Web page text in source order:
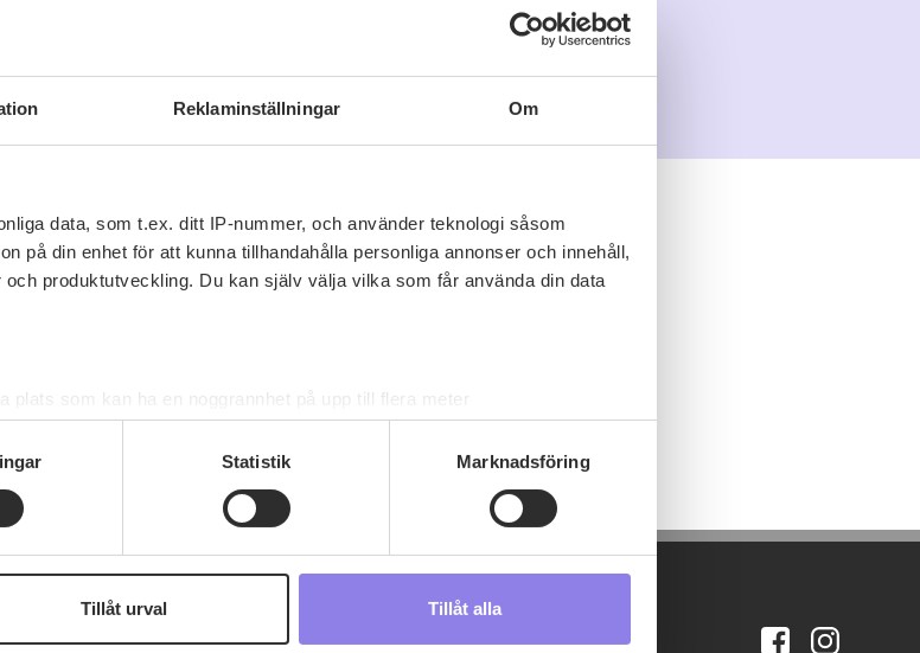
Reklaminställningar Om
data, som t.ex. ditt IP-nummer, och använder teknologi såsom
på din enhet för att kunna tillhandahålla personliga annonser och innehåll,
produktutveckling. Du kan själv välja vilka som får använda din data
plats som kan ha en noggrannhet på upp till flera meter
den för specifika kännetecken (fingeravtryck)
behandlas och ställ in dina preferenser i
detaljsektionen. Du kan ändra
cookie-förklaringen.
du att du är 25 år eller äldre.
Statistik Marknadsföring
Tillåt urval Tillåt alla
Logga in för att följa
har inga recept ännu